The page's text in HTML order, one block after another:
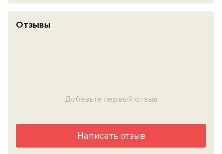
Отзывы
Добавьте первый отзыв
Написать отзыв